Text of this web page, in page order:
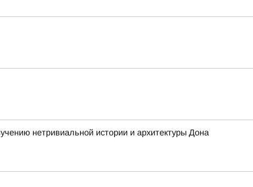
нетривиальной истории и архитектуры Дона